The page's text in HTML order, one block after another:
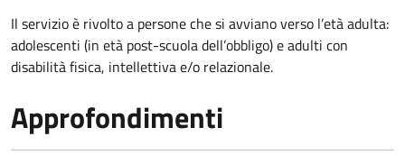
Il servizio è rivoltoa persone che si avviano verso l’età adulta:
adolescenti (in età post-scuola dell’obbligo) e adulti con
disabilità fisica, intellettiva e/o relazionale.
Approfondimenti